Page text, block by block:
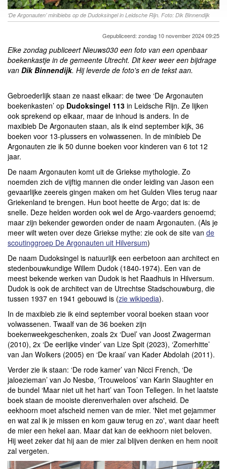
‘De Argonauten’ minibiebs op de Dudoksingel in Leidsche Rijn. Foto: Dik Binnendijk
Gepubliceerd: zondag 10 november 2024 09:25
Elke zondag publiceert Nieuws030 een foto van een openbaar
boekenkastje in de gemeente Utrecht. Dit keer weer een bijdrage
van Dik Binnendijk. Hij leverde de foto's en de tekst aan.
Gebroederlijk staan ze naast elkaar: de twee ‘De Argonauten
boekenkasten’ op Dudoksingel 113 in Leidsche Rijn. Ze lijken
ook sprekend op elkaar, maar de inhoud is anders. In de
maxibieb De Argonauten staan, als ik eind september kijk, 36
boeken voor 13-plussers en volwassenen. In de minibieb De
Argonauten zie ik 50 dunne boeken voor kinderen van 6 tot 12
jaar.
De naam Argonauten komt uit de Griekse mythologie. Zo
noemden zich de vijftig mannen die onder leiding van Jason een
gevaarlijke zeereis gingen maken om het Gulden Vlies terug naar
Griekenland te brengen. Hun boot heette de Argo; dat is: de
snelle. Deze helden worden ook wel de Argo-vaarders genoemd;
maar zijn bekender geworden onder de naam Argonauten. (Als je
meer wilt weten over deze Griekse mythe: zie ook de site van de
scoutinggroep De Argonauten uit Hilversum)
De naam Dudoksingel is natuurlijk een eerbetoon aan architect en
stedenbouwkundige Willem Dudok (1840-1974). Een van de
meest bekende werken van Dudok is het Raadhuis in Hilversum.
Dudok is ook de architect van de Utrechtse Stadschouwburg, die
tussen 1937 en 1941 gebouwd is (zie wikipedia).
In de maxibieb zie ik eind september vooral boeken staan voor
volwassenen. Twaalf van de 36 boeken zijn
boekenweekgeschenken, zoals 2x ‘Duel’ van Joost Zwagerman
(2010), 2x ‘De eerlijke vinder’ van Lize Spit (2023), ‘Zomerhitte’
van Jan Wolkers (2005) en ‘De kraai’ van Kader Abdolah (2011).
Verder zie ik staan: ‘De rode kamer’ van Nicci French, ‘De
jaloezieman’ van Jo Nesbø, ‘Trouweloos’ van Karin Slaughter en
de bundel ‘Maar niet uit het hart’ van Toon Tellegen. In het laatste
boek staan de mooiste dierenverhalen over afscheid. De
eekhoorn moet afscheid nemen van de mier. 'Niet met gejammer
en wat zal ik je missen en kom gauw terug en zo', want daar heeft
de mier een hekel aan. Maar dat kan de eekhoorn niet beloven.
Hij weet zeker dat hij aan de mier zal blijven denken en hem nooit
zal vergeten.